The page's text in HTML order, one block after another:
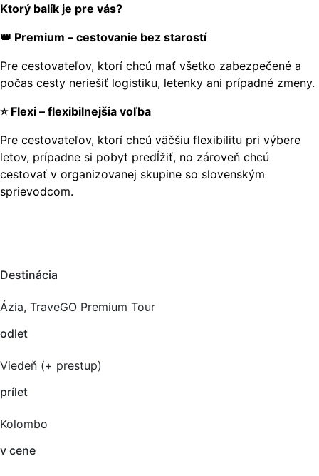
Ktorý balík je pre vás?
👑 Premium – cestovanie bez starostí
Pre cestovateľov, ktorí chcú mať všetko zabezpečené a
počas cesty neriešiť logistiku, letenky ani prípadné zmeny.
⭐ Flexi – flexibilnejšia voľba
Pre cestovateľov, ktorí chcú väčšiu flexibilitu pri výbere
letov, prípadne si pobyt predĺžiť, no zároveň chcú
cestovať v organizovanej skupine so slovenským
sprievodcom.
Destinácia
Ázia, TraveGO Premium Tour
odlet
Viedeň (+ prestup)
prílet
Kolombo
v cene